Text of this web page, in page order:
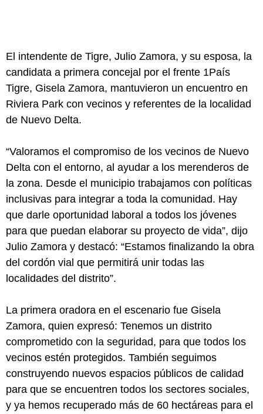
El intendente de Tigre, Julio Zamora, y su esposa, la
candidata a primera concejal por el frente 1País
Tigre, Gisela Zamora, mantuvieron un encuentro en
Riviera Park con vecinos y referentes de la localidad
de Nuevo Delta.
“Valoramos el compromiso de los vecinos de Nuevo
Delta con el entorno, al ayudar a los merenderos de
la zona. Desde el municipio trabajamos con políticas
inclusivas para integrar a toda la comunidad. Hay
que darle oportunidad laboral a todos los jóvenes
para que puedan elaborar su proyecto de vida”, dijo
Julio Zamora y destacó: “Estamos finalizando la obra
del cordón vial que permitirá unir todas las
localidades del distrito”.
La primera oradora en el escenario fue Gisela
Zamora, quien expresó: Tenemos un distrito
comprometido con la seguridad, para que todos los
vecinos estén protegidos. También seguimos
construyendo nuevos espacios públicos de calidad
para que se encuentren todos los sectores sociales,
y ya hemos recuperado más de 60 hectáreas para el